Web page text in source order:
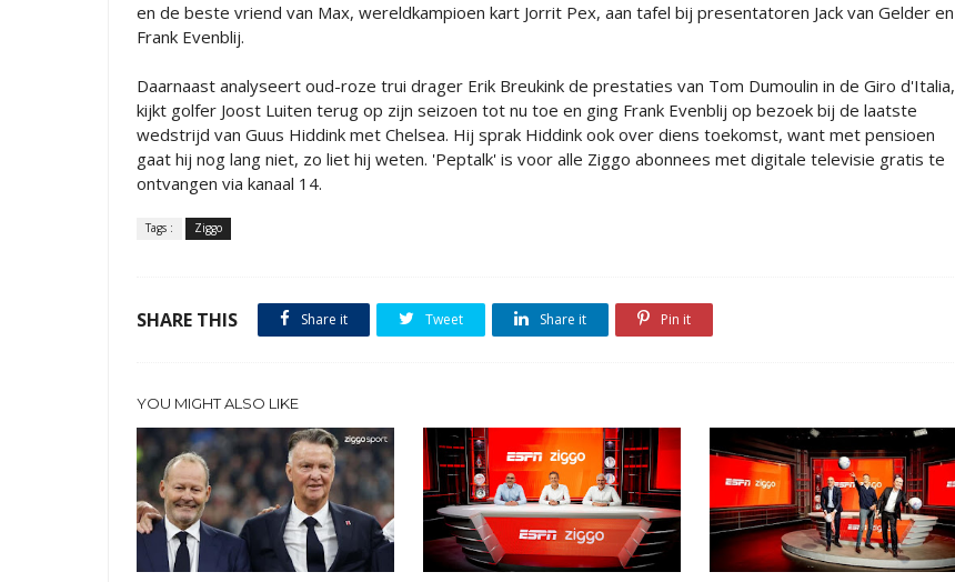
en de beste vriend van Max, wereldkampioen kart Jorrit Pex, aan tafel bij presentatoren Jack van Gelder en
Frank Evenblij.
Daarnaast analyseert oud-roze trui drager Erik Breukink de prestaties van Tom Dumoulin in de Giro d'Italia,
kijkt golfer Joost Luiten terug op zijn seizoen tot nu toe en ging Frank Evenblij op bezoek bij de laatste
wedstrijd van Guus Hiddink met Chelsea. Hij sprak Hiddink ook over diens toekomst, want met pensioen
gaat hij nog lang niet, zo liet hij weten. 'Peptalk' is voor alle Ziggo abonnees met digitale televisie gratis te
ontvangen via kanaal 14.
Tags : Ziggo
SHARE THIS Share it Tweet Share it Pin it
YOU MIGHT ALSO LIKE